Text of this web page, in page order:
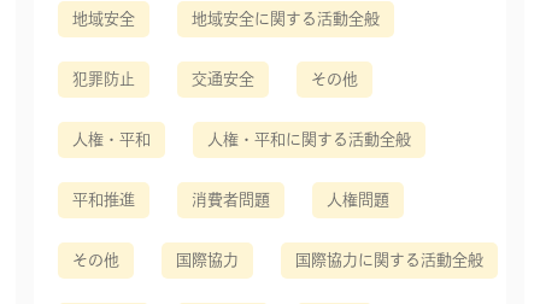
地域安全 地域安全に関する活動全般
犯罪防止 交通安全 その他
人権・平和 人権・平和に関する活動全般
平和推進 消費者問題 人権問題
その他 国際協力 国際協力に関する活動全般